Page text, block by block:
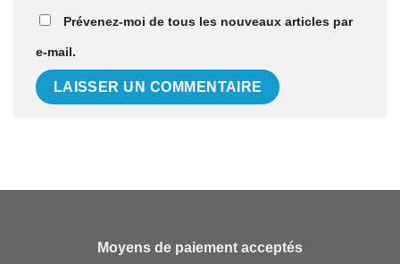
Prévenez-moi de tous les nouveaux articles par
e-mail.
Moyens de paiement acceptés